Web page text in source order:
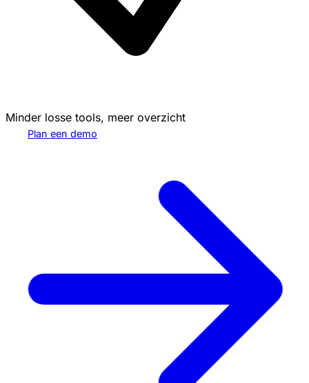
Minder losse tools, meer overzicht
Plan een demo